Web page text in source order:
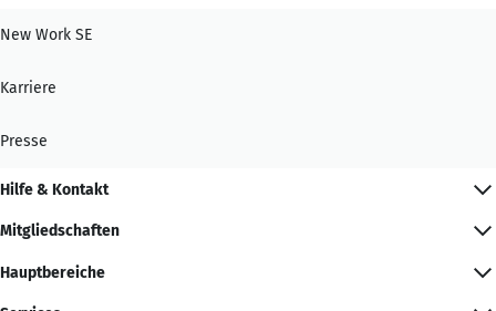
New Work SE
Karriere
Presse
Hilfe & Kontakt
Mitgliedschaften
Hauptbereiche